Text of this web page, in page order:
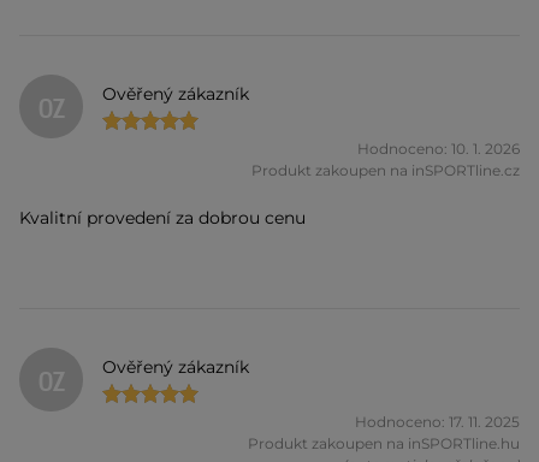
OZ Ověřený zákazník
Hodnoceno: 10. 1. 2026
Produkt zakoupen na inSPORTline.cz
Kvalitní provedení za dobrou cenu
OZ Ověřený zákazník
Hodnoceno: 17. 11. 2025
Produkt zakoupen na inSPORTline.hu